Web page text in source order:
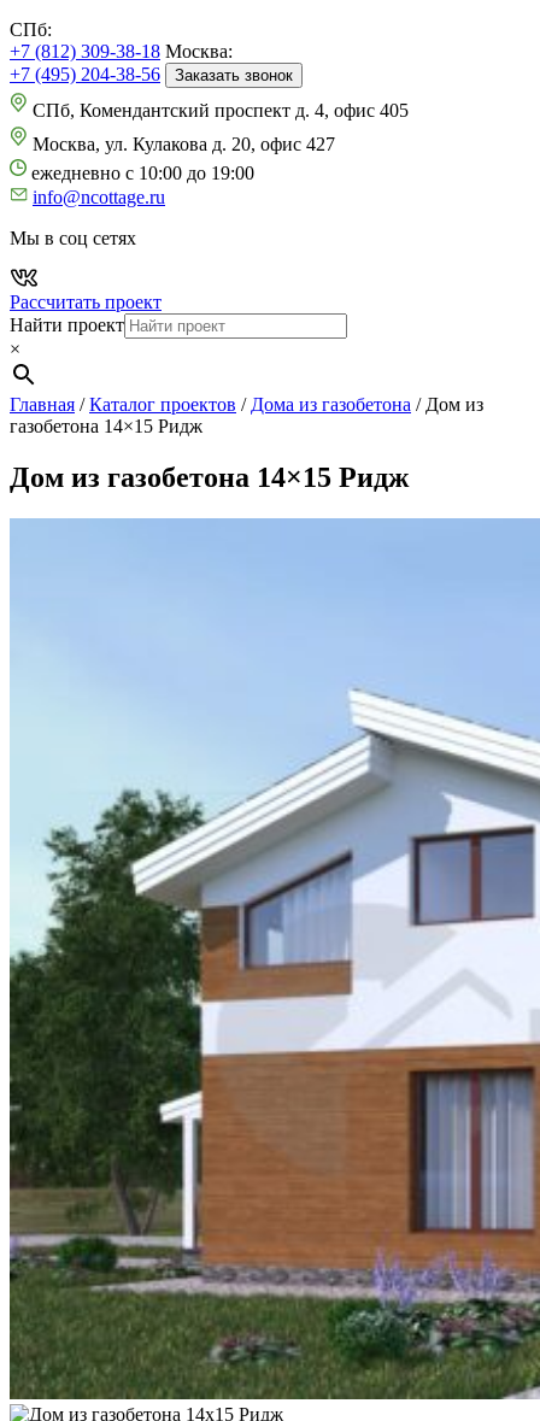
СПб:
+7 (812) 309-38-18 Москва:
+7 (495) 204-38-56
Заказать звонок
СПб, Комендантский проспект д. 4, офис 405
Москва, ул. Кулакова д. 20, офис 427
ежедневно с 10:00 до 19:00
info@ncottage.ru
Мы в соц сетях
Рассчитать проект
Найти проект
×
Главная /Каталог проектов / Дома из газобетона / Дом из
газобетона 14×15 Ридж
Дом из газобетона 14×15 Ридж